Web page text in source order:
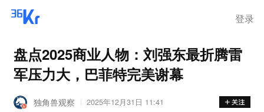
登录
盘点2025商业人物：刘强东最折腾雷
军压力大，巴菲特完美谢幕
独角兽观察 2025年12月31日 11:41